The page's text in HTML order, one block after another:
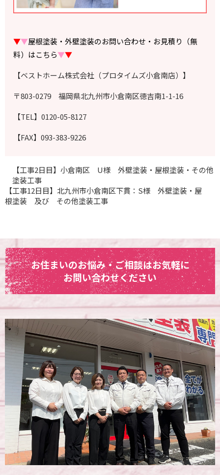
▼▼屋根塗装・外壁塗装のお問い合わせ・お見積り（無
料）はこちら▼▼
【ベストホーム株式会社（プロタイムズ小倉南店）】
〒803-0279 福岡県北九州市小倉南区徳吉南1-1-16
【TEL】0120-05-8127
【FAX】093-383-9226
【工事2日目】小倉南区 U様 外壁塗装・屋根塗装・その他
塗装工事
【工事12日目】北九州市小倉南区下貫：S様 外壁塗装・屋
根塗装 及び その他塗装工事
お住まいのお悩み・ご相談はお気軽に
お問い合わせください